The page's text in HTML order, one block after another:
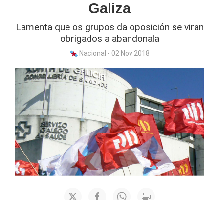
Galiza
Lamenta que os grupos da oposición se viran
obrigados a abandonala
Nacional - 02 Nov 2018